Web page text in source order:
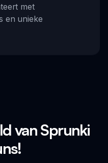
met
en unieke
van Sprunki